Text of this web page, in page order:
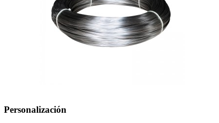
Personalización